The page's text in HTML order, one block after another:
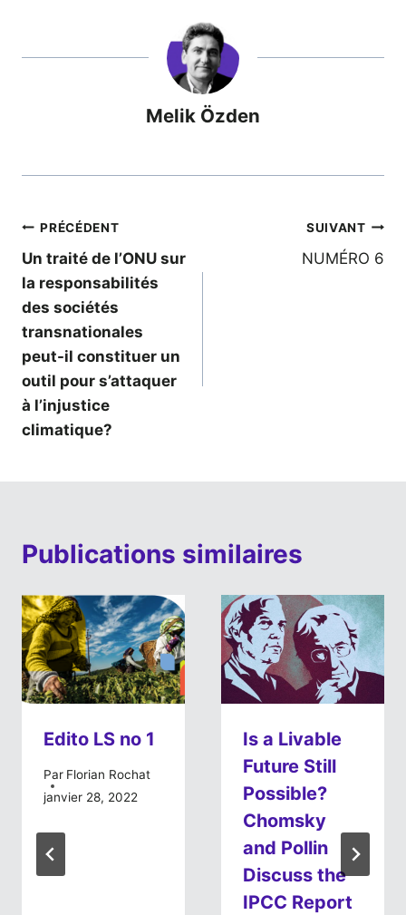
Melik Özden
Navigation
de
l’article
PRÉCÉDENT
Un traité de l’ONU sur
la responsabilités
des sociétés
transnationales
peut-il constituer un
outil pour s’attaquer
à l’injustice
climatique?
SUIVANT
NUMÉRO 6
Publications similaires
Edito LS no 1
Par Florian Rochat
janvier 28, 2022
Is a Livable
Future Still
Possible?
Chomsky
and Pollin
Discuss the
IPCC Report